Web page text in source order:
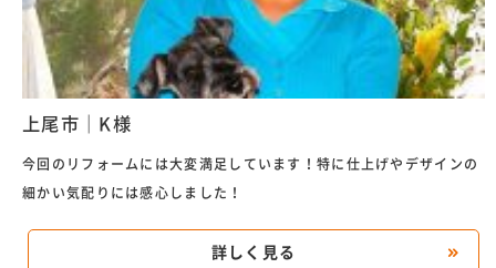
上尾市｜K様
今回のリフォームには大変満足しています！特に仕上げやデザインの
細かい気配りには感心しました！
詳しく見る